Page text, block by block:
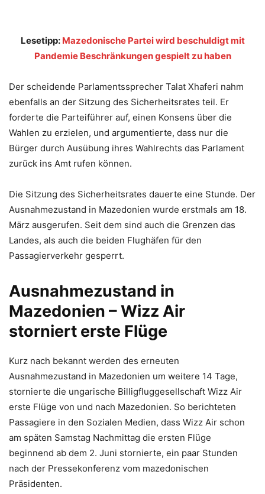
Lesetipp: Mazedonische Partei wird beschuldigt mit
Pandemie Beschränkungen gespielt zu haben
Der scheidende Parlamentssprecher Talat Xhaferi nahm
ebenfalls an der Sitzung des Sicherheitsrates teil. Er
forderte die Parteiführer auf, einen Konsens über die
Wahlen zu erzielen, und argumentierte, dass nur die
Bürger durch Ausübung ihres Wahlrechts das Parlament
zurück ins Amt rufen können.
Die Sitzung des Sicherheitsrates dauerte eine Stunde. Der
Ausnahmezustand in Mazedonien wurde erstmals am 18.
März ausgerufen. Seit dem sind auch die Grenzen das
Landes, als auch die beiden Flughäfen für den
Passagierverkehr gesperrt.
Ausnahmezustand in
Mazedonien – Wizz Air
storniert erste Flüge
Kurz nach bekannt werden des erneuten
Ausnahmezustand in Mazedonien um weitere 14 Tage,
stornierte die ungarische Billigfluggesellschaft Wizz Air
erste Flüge von und nach Mazedonien. So berichteten
Passagiere in den Sozialen Medien, dass Wizz Air schon
am späten Samstag Nachmittag die ersten Flüge
beginnend ab dem 2. Juni stornierte, ein paar Stunden
nach der Pressekonferenz vom mazedonischen
Präsidenten.